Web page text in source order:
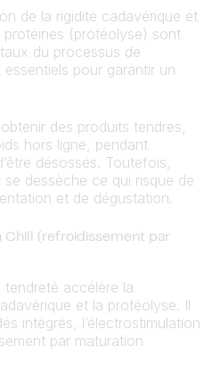
de la rigidité cadavérique et
(protéolyse) sont
du processus de
essentiels pour garantir un
des produits tendres,
hors ligne, pendant
désossés. Toutefois,
dessèche ce qui risque de
et de dégustation.
Chill (refroidissement par
accélère la
et la protéolyse. Il
intégrés, l’électrostimulation
par maturation